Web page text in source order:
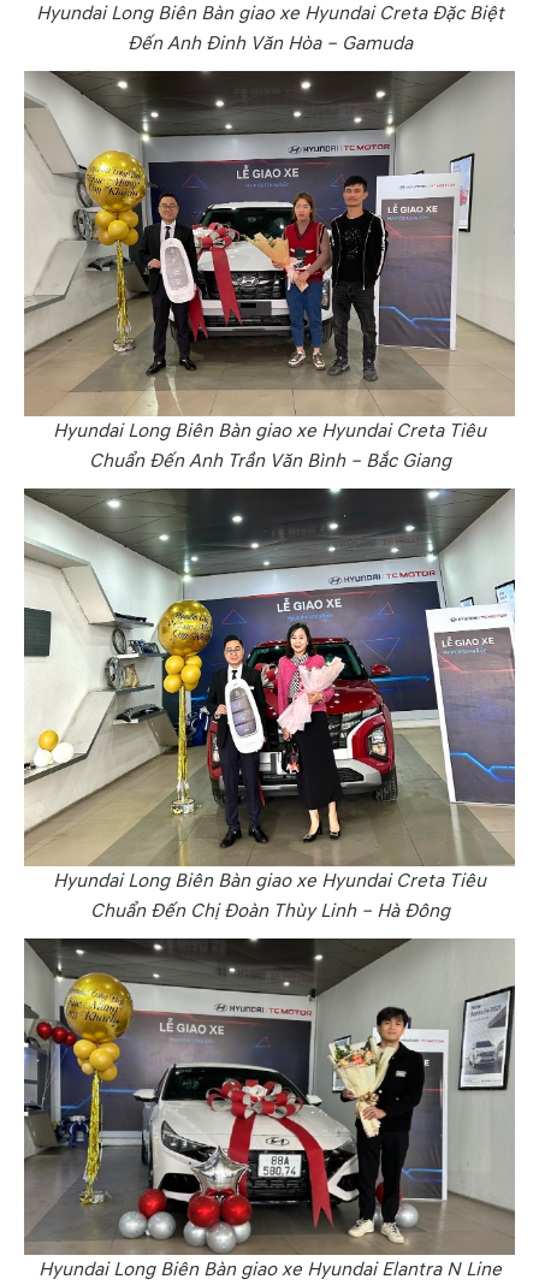
Hyundai Long Biên Bàn giao xe Hyundai Creta Đặc Biệt
Đến Anh Đinh Văn Hòa – Gamuda
Hyundai Long Biên Bàn giao xe Hyundai Creta Tiêu
Chuẩn Đến Anh Trần Văn Bình – Bắc Giang
Hyundai Long Biên Bàn giao xe Hyundai Creta Tiêu
Chuẩn Đến Chị Đoàn Thùy Linh – Hà Đông
Hyundai Long Biên Bàn giao xe Hyundai Elantra N Line